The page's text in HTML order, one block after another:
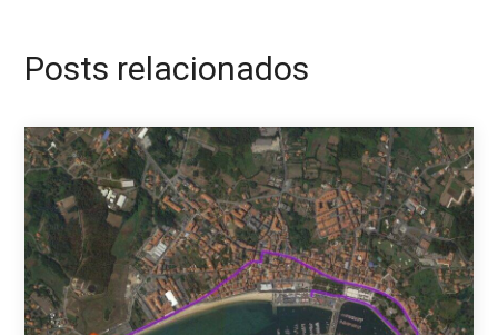
Posts relacionados